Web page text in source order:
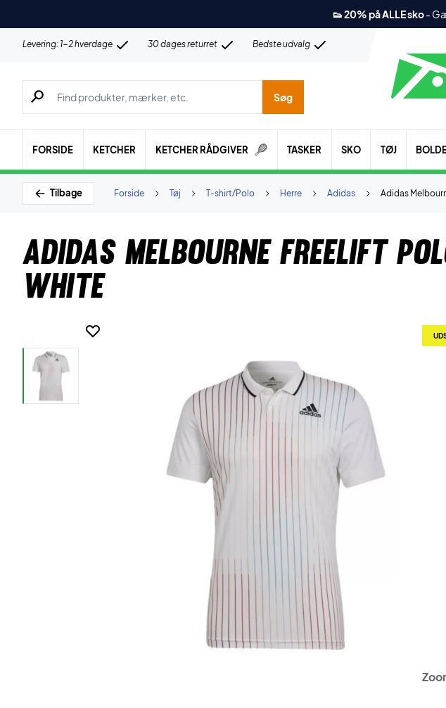
👟 20% på ALLE sko-
Levering: 1-2 hverdage 30 dages returret Bedste udvalg
Søg efter produkter, mærker etc.
Søg
FORSIDE KETCHER KETCHER RÅDGIVER TASKER SKO TØJ
Tilbage Adidas
Adidas
Herre
T-shirt/Polo
Tøj
Forside
Adidas Melbourne Freelift
White